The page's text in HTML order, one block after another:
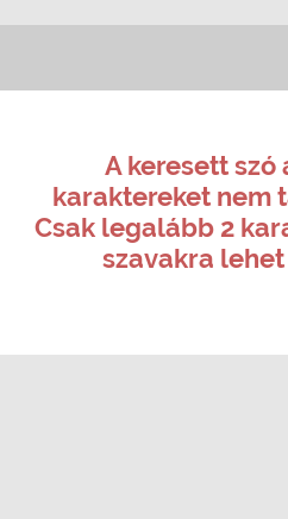
A keresett szó
karaktereket nem
Csak legalább 2
szavakra lehet